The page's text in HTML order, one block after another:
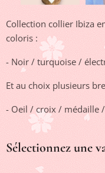
Collection collier Ibiza
coloris :
- Noir / turquoise /
Et au choix plusieurs
- Oeil / croix / médaille
Sélectionnez une